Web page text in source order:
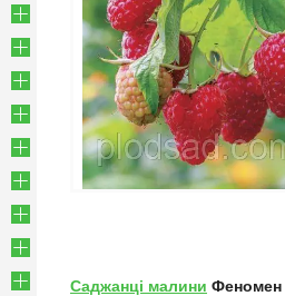
Саджанці малини Феномен